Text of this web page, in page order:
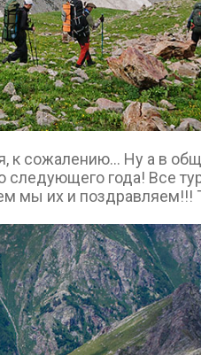
к сожалению... Ну а в
следующего года! Все
мы их и поздравляем!!!